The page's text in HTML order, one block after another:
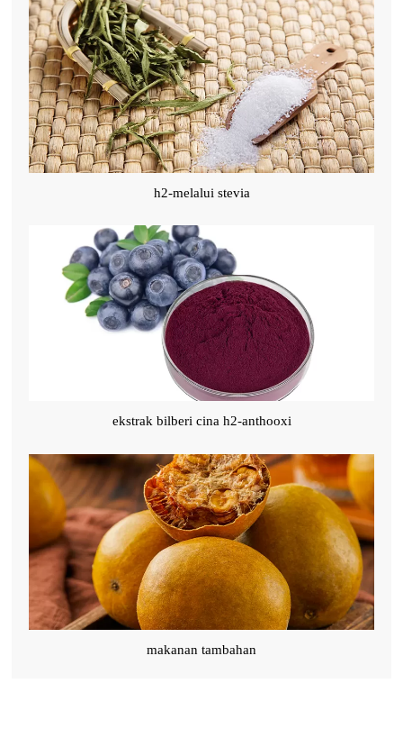
h2-melalui stevia
ekstrak bilberi cina h2-anthooxi
makanan tambahan